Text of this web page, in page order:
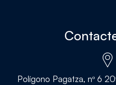
Polígono Pagatza, nº 6